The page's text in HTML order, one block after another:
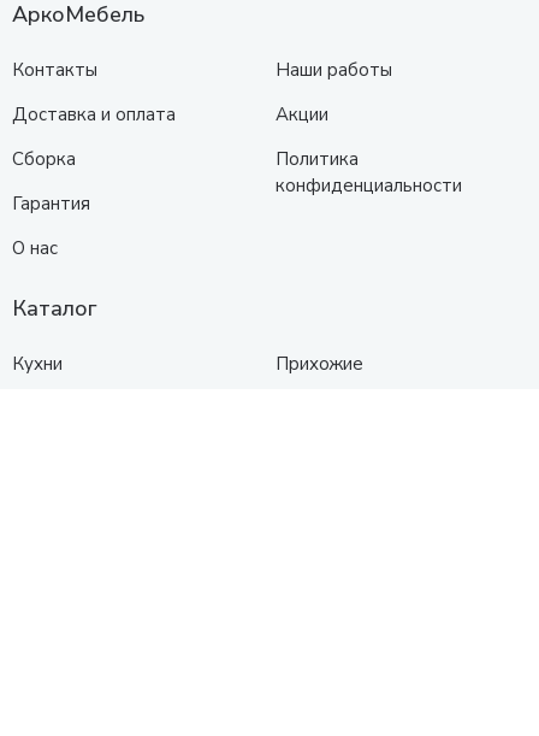
АркоМебель
Контакты
Доставка и оплата
Сборка
Гарантия
О нас
Наши работы
Акции
Политика
конфиденциальности
Каталог
Кухни
Прихожие